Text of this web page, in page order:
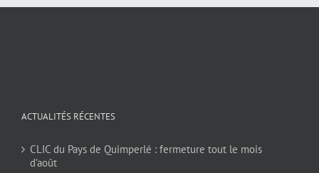
ACTUALITÉS RÉCENTES
CLIC du Pays de Quimperlé : fermeture tout le mois
d’août